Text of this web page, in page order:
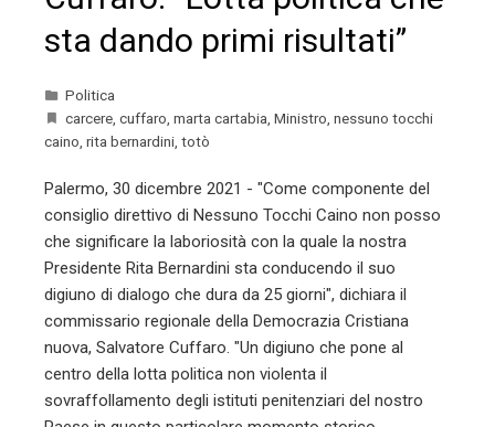
sta dando primi risultati”
Politica
carcere, cuffaro, marta cartabia, Ministro, nessuno tocchi
caino, rita bernardini, totò
Palermo, 30 dicembre 2021 - "Come componente del
consiglio direttivo di Nessuno Tocchi Caino non posso
che significare la laboriosità con la quale la nostra
Presidente Rita Bernardini sta conducendo il suo
digiuno di dialogo che dura da 25 giorni", dichiara il
commissario regionale della Democrazia Cristiana
nuova, Salvatore Cuffaro. "Un digiuno che pone al
centro della lotta politica non violenta il
sovraffollamento degli istituti penitenziari del nostro